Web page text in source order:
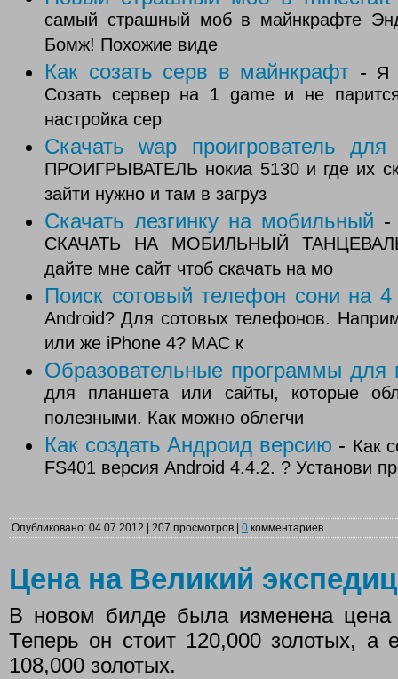
самый страшный моб в майнкрафте
Бомж! Похожие виде
Как созать серв в майнкрафт - Я
Созать сервер на 1 game и не
настройка сер
Скачать wap проигрователь
ПРОИГРЫВАТЕЛЬ нокиа 5130 и где их
зайти нужно и там в загруз
Скачать лезгинку на мобильный
СКАЧАТЬ НА МОБИЛЬНЫЙ
дайте мне сайт чтоб скачать на мо
Поиск сотовый телефон сони на
Android? Для сотовых телефонов.
или же iPhone 4? MAC к
Образовательные программы для
для планшета или сайты, которые
полезными. Как можно облегчи
Как создать Андроид версию - Как
FS401 версия Android 4.4.2. ? Установи
Опубликовано: 04.07.2012 | 207 просмотров | 0 комментариев
Цена на Великий
В новом билде была изменена цена
Теперь он стоит 120,000 золотых, а
108,000 золотых.